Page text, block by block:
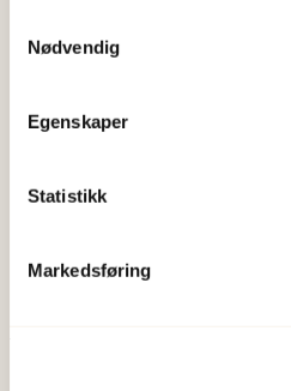
Nødvendig
Egenskaper
Statistikk
Markedsføring
NKVTS utvikler og sprer
om vold og traumatisk
til å forebygge og
sosiale konsekvensene
stress kan medføre.